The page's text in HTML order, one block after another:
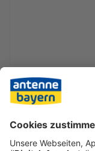
«Es kommt, wie es
Fußballgeschäft
Aufstiegskampf
Gesprächen mit